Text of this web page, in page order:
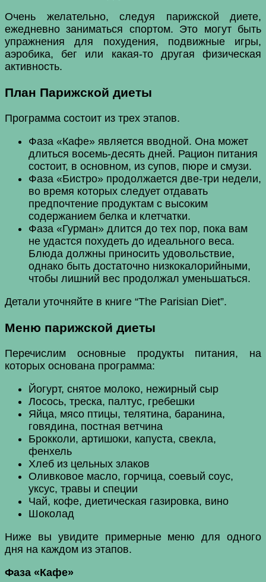
Очень желательно, следуя парижской диете,
ежедневно заниматься спортом. Это могут быть
упражнения для похудения, подвижные игры,
аэробика, бег или какая-то другая физическая
активность.
План Парижской диеты
Программа состоит из трех этапов.
Фаза «Кафе» является вводной. Она может
длиться восемь-десять дней. Рацион питания
состоит, в основном, из супов, пюре и смузи.
Фаза «Бистро» продолжается две-три недели,
во время которых следует отдавать
предпочтение продуктам с высоким
содержанием белка и клетчатки.
Фаза «Гурман» длится до тех пор, пока вам
не удастся похудеть до идеального веса.
Блюда должны приносить удовольствие,
однако быть достаточно низкокалорийными,
чтобы лишний вес продолжал уменьшаться.
Детали уточняйте в книге “The Parisian Diet”.
Меню парижской диеты
Перечислим основные продукты питания, на
которых основана программа:
Йогурт, снятое молоко, нежирный сыр
Лосось, треска, палтус, гребешки
Яйца, мясо птицы, телятина, баранина,
говядина, постная ветчина
Брокколи, артишоки, капуста, свекла,
фенхель
Хлеб из цельных злаков
Оливковое масло, горчица, соевый соус,
уксус, травы и специи
Чай, кофе, диетическая газировка, вино
Шоколад
Ниже вы увидите примерные меню для одного
дня на каждом из этапов.
Фаза «Кафе»